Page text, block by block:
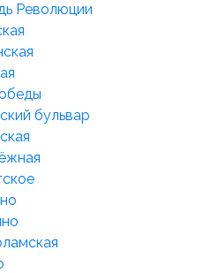
Революции
бульвар